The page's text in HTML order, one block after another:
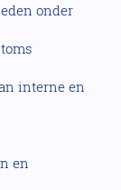
onder
interne en
en